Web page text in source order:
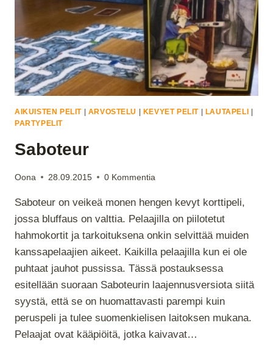
AIKUISTEN PELIT| ARVOSTELU KEVYET PELIT LAUTAPELI
PARTYPELIT
Saboteur
Oona 28.09.2015 0 Kommentia
Saboteur on veikeä monen hengen kevyt korttipeli,
jossa bluffaus on valttia. Pelaajilla on piilotetut
hahmokortit ja tarkoituksena onkin selvittää muiden
kanssapelaajien aikeet. Kaikilla pelaajilla kun ei ole
puhtaat jauhot pussissa. Tässä postauksessa
esitellään suoraan Saboteurin laajennusversiota siitä
syystä, että se on huomattavasti parempi kuin
peruspeli ja tulee suomenkielisen laitoksen mukana.
Pelaajat ovat kääpiöitä, jotka kaivavat…